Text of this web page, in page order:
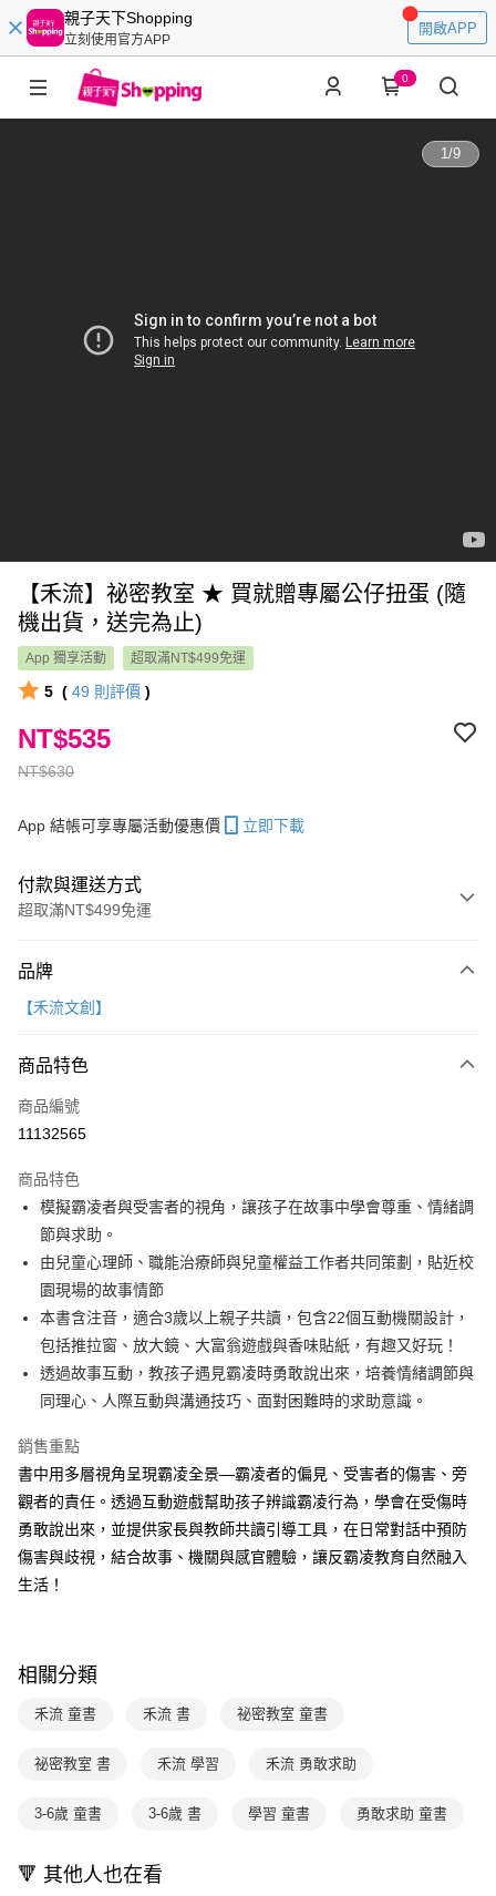
親子天下Shopping
立刻使用官方APP
開啟APP
0
1/9
【禾流】祕密教室 ★ 買就贈專屬公仔扭蛋 (隨
機出貨，送完為止)
App 獨享活動 超取滿NT$499免運
5 ( 49 則評價 )
NT$630
NT$535
App 結帳可享專屬活動優惠價 立即下載
付款與運送方式
超取滿NT$499免運
信用卡一次付款
Apple Pay
大哥付你分期
相關說明
1.本服務由台灣大哥大提供，台灣大哥大用戶可立即使用無須另外申請。
2.付款方式選擇「大哥付你分期」，訂單成立後會自動跳轉到大哥付的交易
流程，驗證手機門號後，選擇欲分期的期數、繳款截止日，確認付款後即完
成交易。
3.實際核准額度、可分期數及費用金額請依後續交易確認頁面所載為準。
4.訂單成立30分鐘內，如未前往確認交易或遇審核未通過，訂單將自動取
消。如遇「轉專審核」未通過狀況，表示未達大哥付你分期系統評分，恕無
法說明評估內容。
【繳款方式說明】
醒簡訊。
2.透過簡訊連結打開帳單後，可選擇「超商條碼／台灣大直營門市／銀行轉
【注意事項】
1.本服務係由「台灣大哥大股份有限公司」（以下簡稱本公司）所提供，讓
用戶於交易時，得透過本服務購買商品或服務，並由商店將買賣／分期付款
買賣價金債權讓與本公司後，依約使用本公司帳單繳交帳款。
2.基於同意付款使用「大哥付你分期」之契約關係目的，商店將以您的個人
資料（包含姓名、電話或地址）提供予台灣大哥大進項蒐集、處理及利用，
由本公司與您本人進行分期帳單所需資料之確認、核對及更正。
AFTEE先享後付
相關說明
【關於「AFTEE先享後付」】
便利好安心！
１．簡單：不需註冊會員、不需綁卡、不需儲值。
２．便利：只要手機號碼，簡訊認證，即可結帳。
３．安心：先確認商品／服務後，再付款。
【「AFTEE先享後付」結帳流程】
結帳頁面，進行簡訊認證並確認金額後，即可完成結帳。
３．收到繳費通知簡訊後14天內，點擊此簡訊中的連結，可透過四大超商／
ATM／網路銀行／等多元方式進行付款，方視為交易完成。
購買商品的店家。未經商家同意取消之訂單仍視為有效，需透過AFTEE先享
後付繳納相關費用。
※ 交易是否成功請以「AFTEE先享後付 」之結帳頁面顯示為準，若有關於
是否繳費成功／繳費後需取消欲退款等相關疑問，請聯繫「AFTEE先享後付
客戶支援中心」
易，需依本服務之必要範圍內提供個人資料，並將交易相關給付款項請求債
權轉讓予恩沛科技股份有限公司。
２．關於個人資料處理事宜，請瀏覽以下網址：
「AFTEE先享後付」，若未經同意申辦者引起之損失，本公司不負相關責
４．使用「AFTEE先享後付」時，將依據個別帳號之用戶狀況，依本公司即
５．嚴禁一人註冊多個帳號或使用他人資訊註冊。若發現惡意使用之情形，
恩沛科技股份有限公司將有權停止該用戶之使用額度並採取法律行動。
ATM付款
運送方式
付款後全家取貨｜8/8-8/14運費優惠，結帳滿499即享免運。
每筆NT$70，滿NT$499(含以上)免運費
付款後7-11取貨
每筆NT$70，滿NT$800(含以上)免運費
國內宅配/郵寄 (不適用離島、海外及郵局i郵箱)
每筆NT$70，滿NT$800(含以上)免運費
離島宅配（澎湖、金門、馬祖、小琉球；不適用於郵局i郵箱）
每筆NT$200
品牌
【禾流文創】
商品特色
商品編號
11132565
商品特色
模擬霸凌者與受害者的視角，讓孩子在故事中學會尊重、情緒調
節與求助。
由兒童心理師、職能治療師與兒童權益工作者共同策劃，貼近校
園現場的故事情節
本書含注音，適合3歲以上親子共讀，包含22個互動機關設計，
包括推拉窗、放大鏡、大富翁遊戲與香味貼紙，有趣又好玩！
透過故事互動，教孩子遇見霸凌時勇敢說出來，培養情緒調節與
同理心、人際互動與溝通技巧、面對困難時的求助意識。
銷售重點
書中用多層視角呈現霸凌全景—霸凌者的偏見、受害者的傷害、旁
觀者的責任。透過互動遊戲幫助孩子辨識霸凌行為，學會在受傷時
勇敢說出來，並提供家長與教師共讀引導工具，在日常對話中預防
傷害與歧視，結合故事、機關與感官體驗，讓反霸凌教育自然融入
生活！
相關分類
禾流 童書 禾流 書 祕密教室 童書
祕密教室 書 禾流 學習 禾流 勇敢求助
3-6歲 童書 3-6歲 書 學習 童書 勇敢求助 童書
🔻 其他人也在看